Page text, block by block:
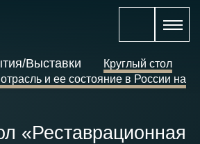
Выставки
Круглый стол
и ее состояние в России на
«Реставрационная